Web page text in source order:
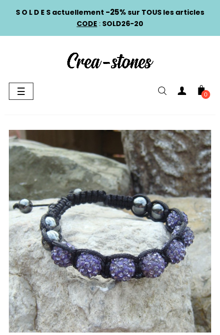
S O L D E S actuellement -25% sur TOUS les articles
CODE : SOLD26-20
Basculer
la
☰ 0